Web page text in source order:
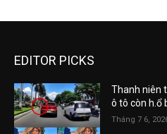
EDITOR PICKS
Thanh niên
ô tô còn h.ổ
Tháng 7 6,